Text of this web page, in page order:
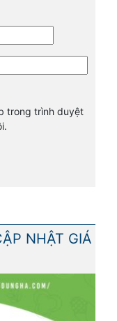
trong trình duyệt
NHẬT GIÁ